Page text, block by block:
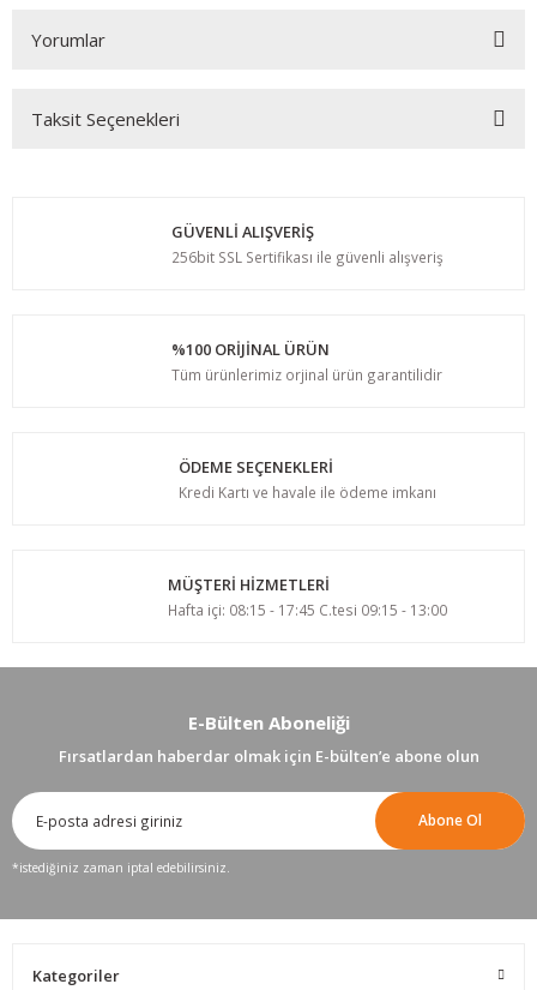
Yorumlar
Taksit Seçenekleri
GÜVENLİ ALIŞVERİŞ
256bit SSL Sertifikası ile güvenli alışveriş
%100 ORİJİNAL ÜRÜN
Tüm ürünlerimiz orjinal ürün garantilidir
ÖDEME SEÇENEKLERİ
Kredi Kartı ve havale ile ödeme imkanı
MÜŞTERİ HİZMETLERİ
Hafta içi: 08:15 - 17:45 C.tesi 09:15 - 13:00
E-Bülten Aboneliği
Fırsatlardan haberdar olmak için E-bülten’e abone olun
Abone Ol
*istediğiniz zaman iptal edebilirsiniz.
Kategoriler